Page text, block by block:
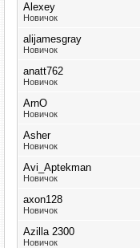
Alexey
Новичок
alijamesgray
Новичок
anatt762
Новичок
ArnO
Новичок
Asher
Новичок
Avi_Aptekman
Новичок
axon128
Новичок
Azilla 2300
Новичок